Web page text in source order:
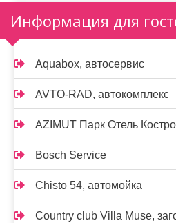
Информация для
Aquabox, автосервис
AVTO-RAD, автокомплекс
AZIMUT Парк Отель
Bosch Service
Chisto 54, автомойка
Country club Villa Muse,